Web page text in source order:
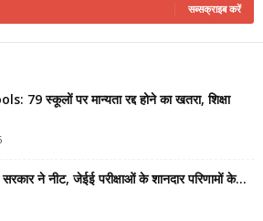
सब्सक्राइब करें
स्कूलों पर मान्यता रद्द होने का खतरा, शिक्षा
सरकार ने नीट, जेईई परीक्षाओं के शानदार परिणामों के...